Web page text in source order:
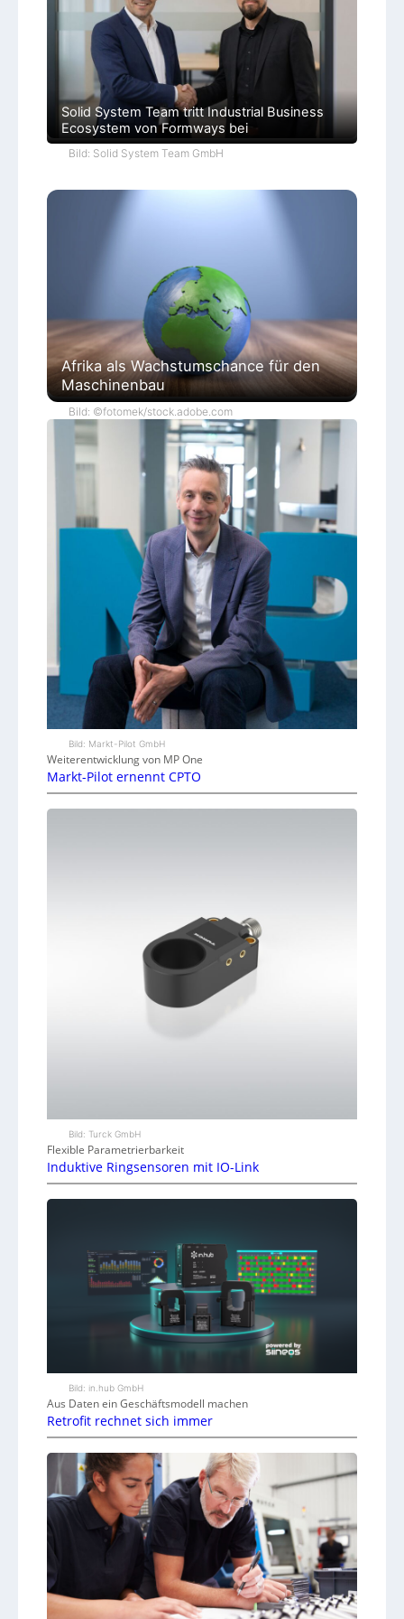
Solid System Team tritt Industrial Business
Ecosystem von Formways bei
Bild: Solid System Team GmbH
Afrika als Wachstumschance für den
Maschinenbau
Bild: ©fotomek/stock.adobe.com
Bild: Markt-Pilot GmbH
Weiterentwicklung von MP One
Markt-Pilot ernennt CPTO
Bild: Turck GmbH
Flexible Parametrierbarkeit
Induktive Ringsensoren mit IO-Link
Bild: in.hub GmbH
Aus Daten ein Geschäftsmodell machen
Retrofit rechnet sich immer